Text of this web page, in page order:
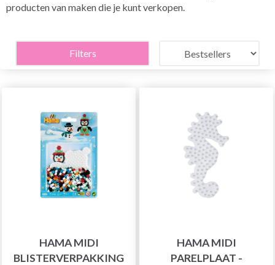
producten van maken die je kunt verkopen.
Filters
HAMA MIDI
BLISTERVERPAKKING
HAMA MIDI
PARELPLAAT -